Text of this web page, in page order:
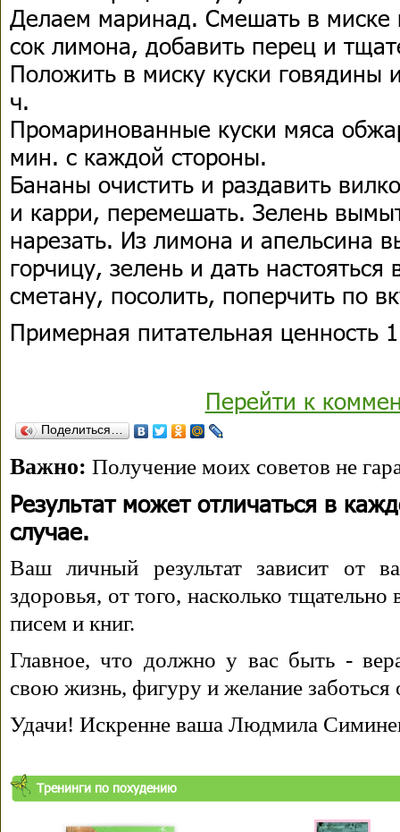
Делаем маринад. Смешать в миске
сок лимона, добавить перец и
Положить в миску куски говядины
ч.
Промаринованные куски мяса
мин. с каждой стороны.
Бананы очистить и раздавить
и карри, перемешать. Зелень
нарезать. Из лимона и апельсина
горчицу, зелень и дать
сметану, посолить, поперчить по
Примерная питательная ценность
Перейти к
Поделиться…
Важно: Получение моих советов не
Результат может отличаться в
случае.
Ваш личный результат зависит от
здоровья, от того, насколько
писем и книг.
Главное, что должно у вас быть -
свою жизнь, фигуру и желание заботься
Удачи! Искренне ваша Людмила
Тренинги по похудению